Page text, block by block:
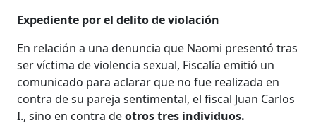
Expediente por el delito de violación
En relación a una denuncia que Naomi presentó tras
ser víctima de violencia sexual, Fiscalía emitió un
comunicado para aclarar que no fue realizada en
contra de su pareja sentimental, el fiscal Juan Carlos
I., sino en contra deotros tres individuos.